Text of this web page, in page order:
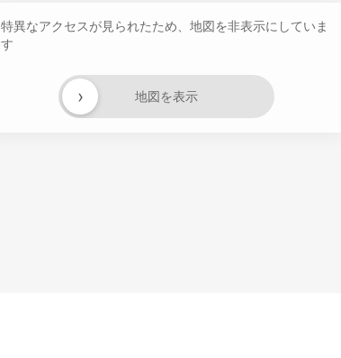
特異なアクセスが見られたため、地図を非表示にしていま
す
地図を表示
›